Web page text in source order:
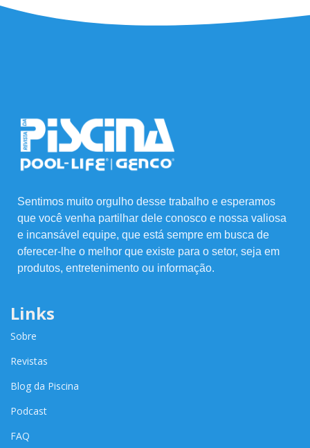
Sentimos muito orgulho desse trabalho e esperamos
que você venha partilhar dele conosco e nossa valiosa
e incansável equipe, que está sempre em busca de
oferecer-lhe o melhor que existe para o setor, seja em
produtos, entretenimento ou informação.
Links
Sobre
Revistas
Blog da Piscina
Podcast
FAQ